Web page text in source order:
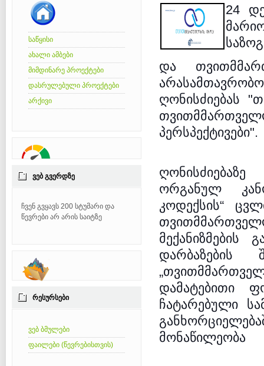
საწყისი
ახალი ამბები
მიმდინარე პროექტები
დასრულებული პროექტები
არქივი
ᲕᲔᲑ ᲒᲕᲔᲠᲓᲖᲔ
ჩვენ გვყავს 200 სტუმარი და
წევრები არ არის საიტზე
ᲠᲔᲡᲣᲠᲡᲔᲑᲘ
ვებ ბმულები
ფაილები (წევრებისთვის)
24
და
ღონისძიებას
პერსპექტივები".
ორგანულ
კოდექსის“
მექანიზმების
დარბაზების
დამატებითი
ჩატარებული
მონაწილეობა